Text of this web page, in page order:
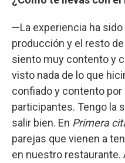
—La experiencia ha
producción y el resto
siento muy contento y
visto nada de lo que
confiado y contento
participantes. Tengo la
salir bien. En Primera
parejas que vienen a
en nuestro